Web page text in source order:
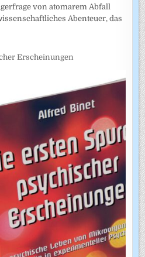
von atomarem Abfall
Abenteuer, das
Erscheinungen